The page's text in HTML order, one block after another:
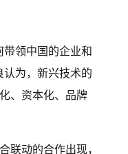
领中国的企业和
为，新兴技术的
、资本化、品牌
联动的合作出现，